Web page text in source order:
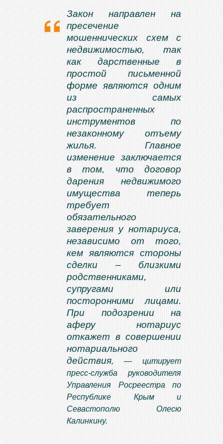
Закон направлен на
пресечение
мошеннических схем с
недвижимостью, так
как дарственные в
простой письменной
форме являются одним
из самых
распространенных
инструментов по
незаконному отъему
жилья. Главное
изменение заключается
в том, что договор
дарения недвижимого
имущества теперь
требует
обязательного
заверения у нотариуса,
независимо от того,
кем являются стороны
сделки – близкими
родственниками,
супругами или
посторонними лицами.
При подозрении на
аферу нотариус
откажет в совершении
нотариального
действия, — цитирует
пресс-служба руководителя
Управления Росреестра по
Республике Крым и
Севастополю Олесю
Калинкину.